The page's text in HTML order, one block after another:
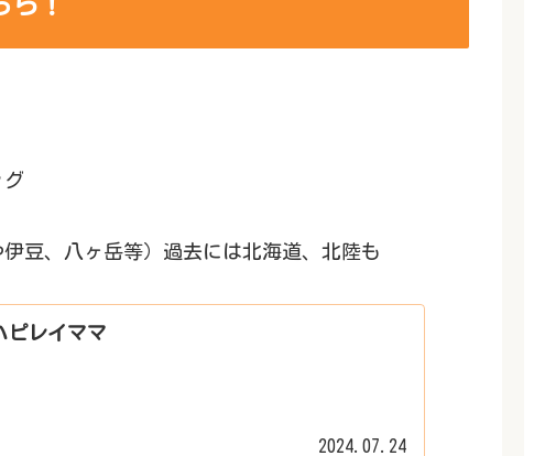
豆、八ヶ岳等）過去には北海道、北陸も
レイママ
2024.07.24